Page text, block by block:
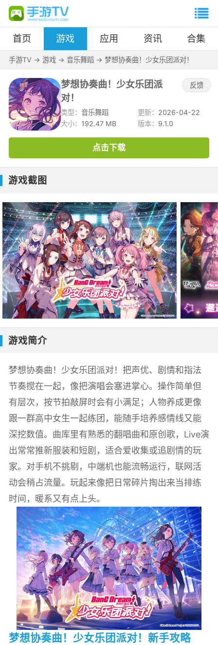
首页 游戏 应用 资讯 合集
手游TV -> 游戏-> 音乐舞蹈-> 梦想协奏曲！少女乐团派对！
梦想协奏曲！少女乐团派
对！
反馈
类型：音乐舞蹈 更新： 2026-04-22
大小： 192.47 MB 版本： 9.1.0
点击下载
游戏截图
游戏简介
梦想协奏曲！少女乐团派对！把声优、剧情和指法
节奏搅在一起，像把演唱会塞进掌心。操作简单但
有层次，按节拍敲屏时会有小满足；人物养成更像
跟一群高中女生一起练团，能随手培养感情线又能
深挖数值。曲库里有熟悉的翻唱曲和原创歌，Live演
出常常推新服装和短剧，适合爱收集或追剧情的玩
家。对手机不挑剔，中端机也能流畅运行，联网活
动会稍占流量。玩起来像把日常碎片掏出来当排练
时间，暖系又有点上头。
梦想协奏曲！少女乐团派对！新手攻略